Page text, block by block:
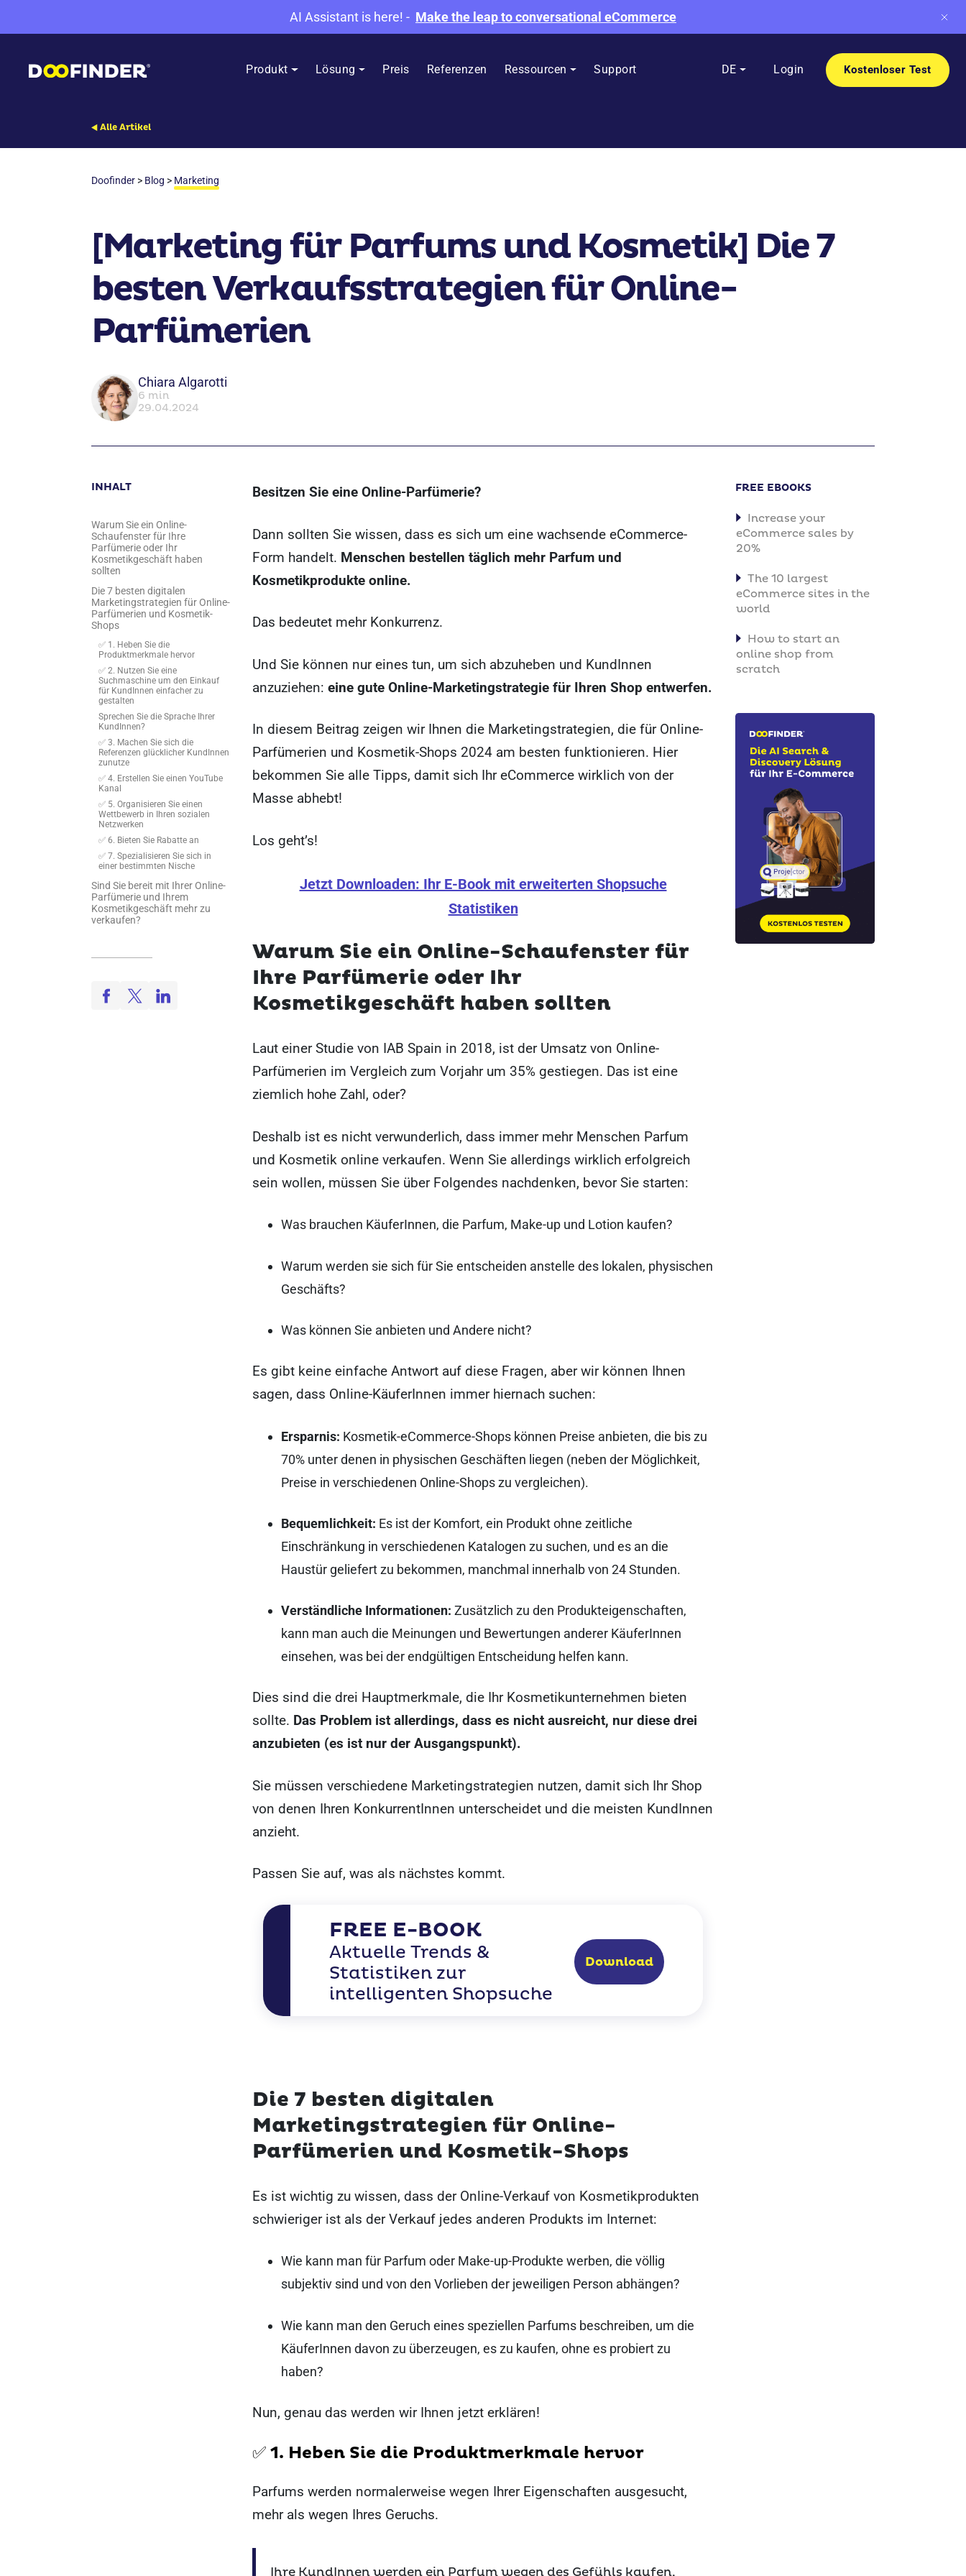
AI Assistant is here! - Make the leap to conversational eCommerce
Produkt Lösung Preis Referenzen Ressourcen Support DE Login Kostenloser Test
Alle Artikel
Doofinder > Blog > Marketing
[Marketing für Parfums und Kosmetik] Die 7
besten Verkaufsstrategien für Online-
Parfümerien
Chiara Algarotti
6 min
29.04.2024
INHALT
Warum Sie ein Online-
Schaufenster für Ihre
Parfümerie oder Ihr
Kosmetikgeschäft haben
sollten
Die 7 besten digitalen
Marketingstrategien für Online-
Parfümerien und Kosmetik-
Shops
✅ 1. Heben Sie die
Produktmerkmale hervor
✅ 2. Nutzen Sie eine
Suchmaschine um den Einkauf
für KundInnen einfacher zu
gestalten
Sprechen Sie die Sprache Ihrer
KundInnen?
✅ 3. Machen Sie sich die
Referenzen glücklicher KundInnen
zunutze
✅ 4. Erstellen Sie einen YouTube
Kanal
✅ 5. Organisieren Sie einen
Wettbewerb in Ihren sozialen
Netzwerken
✅ 6. Bieten Sie Rabatte an
✅ 7. Spezialisieren Sie sich in
einer bestimmten Nische
Sind Sie bereit mit Ihrer Online-
Parfümerie und Ihrem
Kosmetikgeschäft mehr zu
verkaufen?
Besitzen Sie eine Online-Parfümerie?
Dann sollten Sie wissen, dass es sich um eine wachsende eCommerce-
Form handelt. Menschen bestellen täglich mehr Parfum und
Kosmetikprodukte online.
Das bedeutet mehr Konkurrenz.
Und Sie können nur eines tun, um sich abzuheben und KundInnen
anzuziehen: eine gute Online-Marketingstrategie für Ihren Shop entwerfen.
In diesem Beitrag zeigen wir Ihnen die Marketingstrategien, die für Online-
Parfümerien und Kosmetik-Shops 2024 am besten funktionieren. Hier
bekommen Sie alle Tipps, damit sich Ihr eCommerce wirklich von der
Masse abhebt!
Los geht’s!
Jetzt Downloaden: Ihr E-Book mit erweiterten Shopsuche
Statistiken
Warum Sie ein Online-Schaufenster für
Ihre Parfümerie oder Ihr
Kosmetikgeschäft haben sollten
Laut einer Studie von IAB Spain in 2018, ist der Umsatz von Online-
Parfümerien im Vergleich zum Vorjahr um 35% gestiegen. Das ist eine
ziemlich hohe Zahl, oder?
Deshalb ist es nicht verwunderlich, dass immer mehr Menschen Parfum
und Kosmetik online verkaufen. Wenn Sie allerdings wirklich erfolgreich
sein wollen, müssen Sie über Folgendes nachdenken, bevor Sie starten:
Was brauchen KäuferInnen, die Parfum, Make-up und Lotion kaufen?
Warum werden sie sich für Sie entscheiden anstelle des lokalen, physischen
Geschäfts?
Was können Sie anbieten und Andere nicht?
Es gibt keine einfache Antwort auf diese Fragen, aber wir können Ihnen
sagen, dass Online-KäuferInnen immer hiernach suchen:
Ersparnis: Kosmetik-eCommerce-Shops können Preise anbieten, die bis zu
70% unter denen in physischen Geschäften liegen (neben der Möglichkeit,
Preise in verschiedenen Online-Shops zu vergleichen).
Bequemlichkeit: Es ist der Komfort, ein Produkt ohne zeitliche
Einschränkung in verschiedenen Katalogen zu suchen, und es an die
Haustür geliefert zu bekommen, manchmal innerhalb von 24 Stunden.
Verständliche Informationen: Zusätzlich zu den Produkteigenschaften,
kann man auch die Meinungen und Bewertungen anderer KäuferInnen
einsehen, was bei der endgültigen Entscheidung helfen kann.
Dies sind die drei Hauptmerkmale, die Ihr Kosmetikunternehmen bieten
sollte. Das Problem ist allerdings, dass es nicht ausreicht, nur diese drei
anzubieten (es ist nur der Ausgangspunkt).
Sie müssen verschiedene Marketingstrategien nutzen, damit sich Ihr Shop
von denen Ihren KonkurrentInnen unterscheidet und die meisten KundInnen
anzieht.
Passen Sie auf, was als nächstes kommt.
FREE E-BOOK
Aktuelle Trends &
Statistiken zur
intelligenten Shopsuche
Download
Die 7 besten digitalen
Marketingstrategien für Online-
Parfümerien und Kosmetik-Shops
Es ist wichtig zu wissen, dass der Online-Verkauf von Kosmetikprodukten
schwieriger ist als der Verkauf jedes anderen Produkts im Internet:
Wie kann man für Parfum oder Make-up-Produkte werben, die völlig
subjektiv sind und von den Vorlieben der jeweiligen Person abhängen?
Wie kann man den Geruch eines speziellen Parfums beschreiben, um die
KäuferInnen davon zu überzeugen, es zu kaufen, ohne es probiert zu
haben?
Nun, genau das werden wir Ihnen jetzt erklären!
✅ 1. Heben Sie die Produktmerkmale hervor
Parfums werden normalerweise wegen Ihrer Eigenschaften ausgesucht,
mehr als wegen Ihres Geruchs.
Ihre KundInnen werden ein Parfum wegen des Gefühls kaufen,
FREE EBOOKS
Increase your
eCommerce sales by
20%
The 10 largest
eCommerce sites in the
world
How to start an
online shop from
scratch